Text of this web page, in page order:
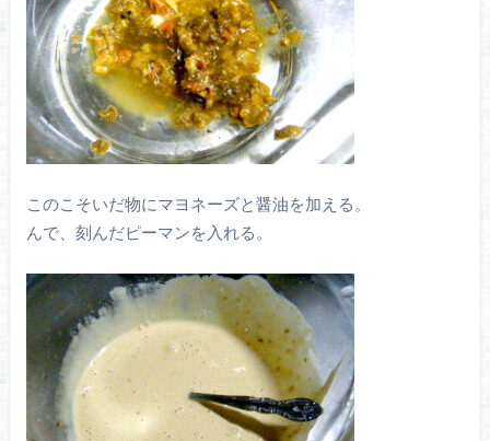
このこそいだ物にマヨネーズと醤油を加える。
んで、刻んだピーマンを入れる。